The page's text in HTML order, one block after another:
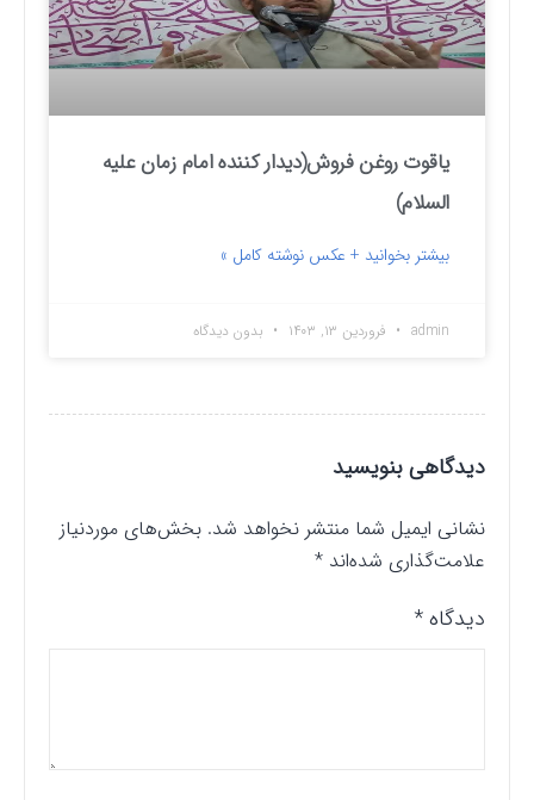
یاقوت روغن فروش(دیدار کننده امام زمان علیه
السلام)
بیشتر بخوانید + عکس نوشته کامل »
admin فروردین ۱۳, ۱۴۰۳ بدون دیدگاه
دیدگاهی بنویسید
نشانی ایمیل شما منتشر نخواهد شد. بخش‌های موردنیاز
علامت‌گذاری شده‌اند*
دیدگاه*